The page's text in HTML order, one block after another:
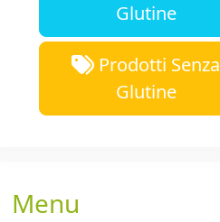
Glutine
Prodotti Senza
Glutine
Menu